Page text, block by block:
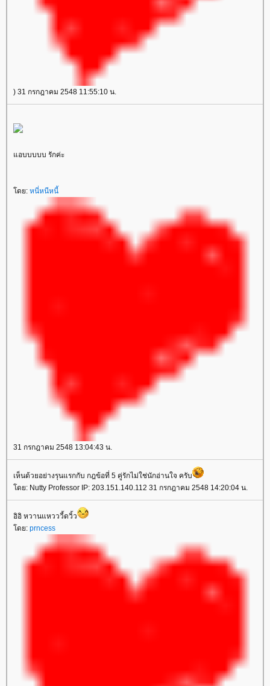
) 31 กรกฎาคม 2548 11:55:10 น.
อบบบบบ รักค่ะ
ดย: หนี่หนีหนี้
31 กรกฎาคม 2548 13:04:43 น.
เห็นด้วยอย่างรุนแรกกับ กฎข้อที่ 5 คู่รักไม่ใช่นักอ่านใจ ครับ
ดย: Nutty Professor IP: 203.151.140.112 31 กรกฎาคม 2548 14:20:04 น.
อิอิ หวานแหวววี้ดวิ้ว
ดย: prncess